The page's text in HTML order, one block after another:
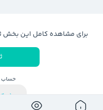
برای مشاهده کامل این بخش
حساب
ورود